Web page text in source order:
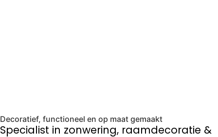
Decoratief, functioneel en op maat gemaakt
Specialist in zonwering, raamdecoratie &